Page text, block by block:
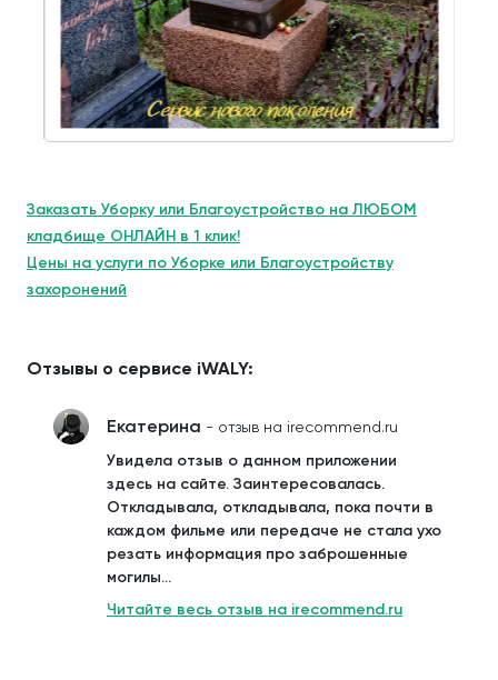
Заказать Уборку или Благоустройство на ЛЮБОМ
кладбище ОНЛАЙН в 1 клик!
Цены на услуги по Уборке или Благоустройству
захоронений
Отзывы о сервисе iWALY:
Екатерина - отзыв на irecommend.ru
Увидела отзыв о данном приложении
здесь на сайте. Заинтересовалась.
Откладывала, откладывала, пока почти в
каждом фильме или передаче не стала ухо
резать информация про заброшенные
могилы...
Читайте весь отзыв на irecommend.ru